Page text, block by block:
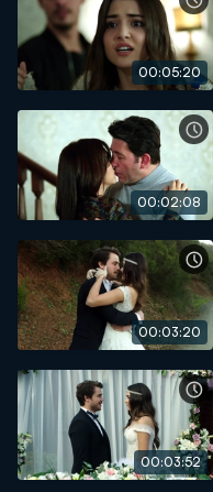
00:05:20
00:02:08
00:03:20
00:03:52